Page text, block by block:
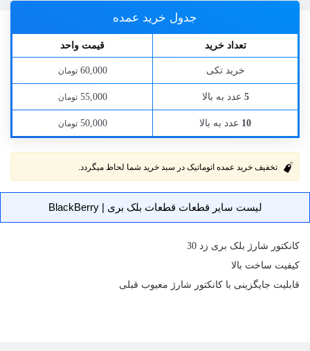
جدول خرید عمده
تعداد خرید قیمت واحد
خرید تکی 60,000 تومان
5 عدد به بالا 55,000 تومان
10 عدد به بالا 50,000 تومان
تخفیف خرید عمده اتوماتیک در سبد خرید شما لحاظ میگردد.
لیست سایر قطعات قطعات بلک بری | BlackBerry
کانکتور شارژ بلک بری زد 30
کیفیت ساخت بالا
قابلیت جایگزینی با کانکتور شارژ معیوب قبلی